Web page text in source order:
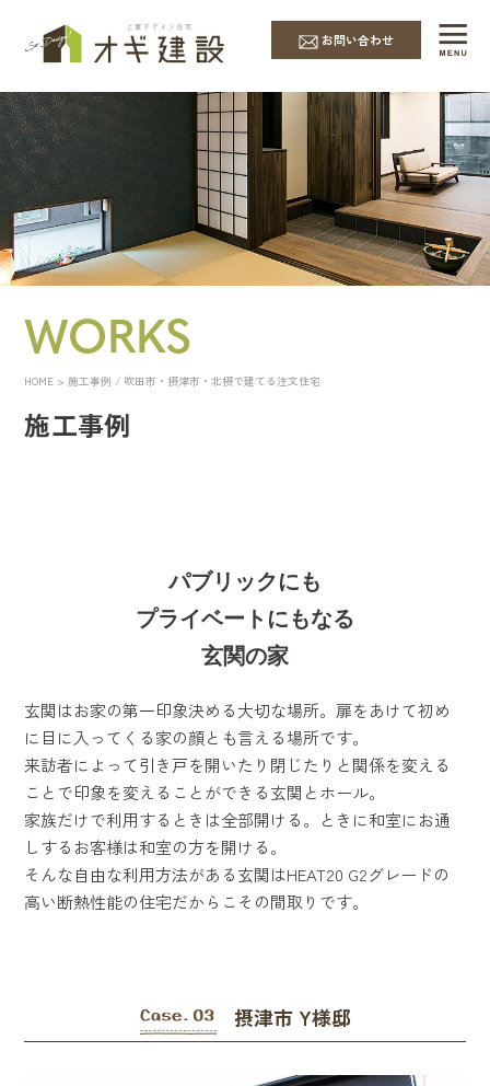
お問い合わせ
WORKS
HOME > 施工事例 / 吹田市・摂津市・北摂で建てる注文住宅
施工事例
パブリックにも
プライベートにもなる
玄関の家
玄関はお家の第一印象決める大切な場所。扉をあけて初め
に目に入ってくる家の顔とも言える場所です。
来訪者によって引き戸を開いたり閉じたりと関係を変える
ことで印象を変えることができる玄関とホール。
家族だけで利用するときは全部開ける。ときに和室にお通
しするお客様は和室の方を開ける。
そんな自由な利用方法がある玄関はHEAT20 G2グレードの
高い断熱性能の住宅だからこその間取りです。
摂津市 Y様邸